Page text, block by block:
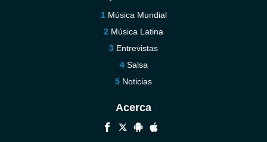
Música Mundial
Música Latina
Entrevistas
Salsa
Noticias
Acerca